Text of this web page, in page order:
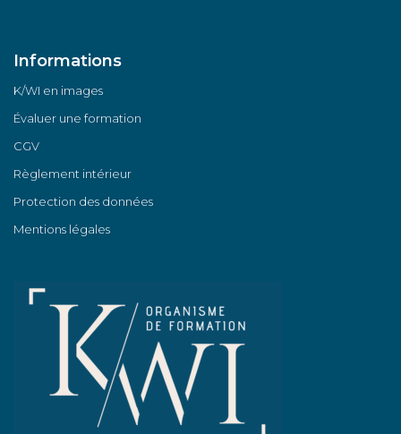
Informations
K/WI en images
Évaluer une formation
CGV
Règlement intérieur
Protection des données
Mentions légales